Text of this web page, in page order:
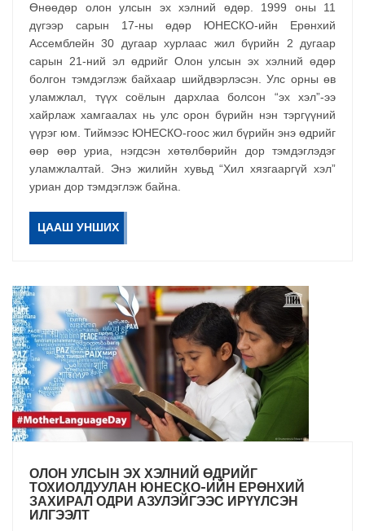
Өнөөдөр олон улсын эх хэлний өдөр. 1999 оны 11
дүгээр сарын 17-ны өдөр ЮНЕСКО-ийн Ерөнхий
Ассемблейн 30 дугаар хурлаас жил бүрийн 2 дугаар
сарын 21-ний эл өдрийг Олон улсын эх хэлний өдөр
болгон тэмдэглэж байхаар шийдвэрлэсэн. Улс орны өв
уламжлал, түүх соёлын дархлаа болсон “эх хэл”-ээ
хайрлаж хамгаалах нь улс орон бүрийн нэн тэргүүний
үүрэг юм. Тиймээс ЮНЕСКО-гоос жил бүрийн энэ өдрийг
өөр өөр уриа, нэгдсэн хөтөлбөрийн дор тэмдэглэдэг
уламжлалтай. Энэ жилийн хувьд “Хил хязгааргүй хэл”
уриан дор тэмдэглэж байна.
ЦААШ УНШИХ
ОЛОН УЛСЫН ЭХ ХЭЛНИЙ ӨДРИЙГ
ТОХИОЛДУУЛАН ЮНЕСКО-ИЙН ЕРӨНХИЙ
ЗАХИРАЛ ОДРИ АЗУЛЭЙГЭЭС ИРҮҮЛСЭН
ИЛГЭЭЛТ